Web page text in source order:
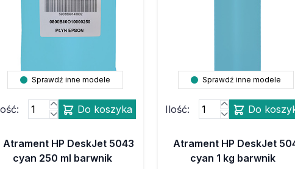
Sprawdź inne modele
Do koszyka
Atrament HP DeskJet 5043
cyan 250 ml barwnik
Sprawdź inne modele
Ilość: Do
Atrament HP DeskJet
cyan 1 kg barwnik